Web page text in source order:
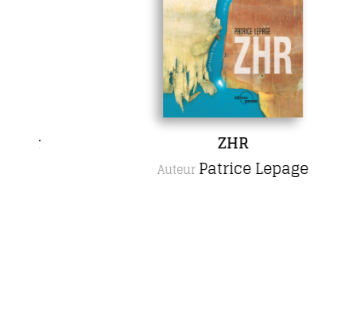
Patrice Lepage